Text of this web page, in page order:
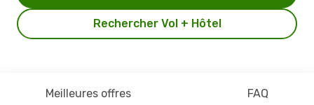
Rechercher Vol + Hôtel
Meilleures offres FAQ